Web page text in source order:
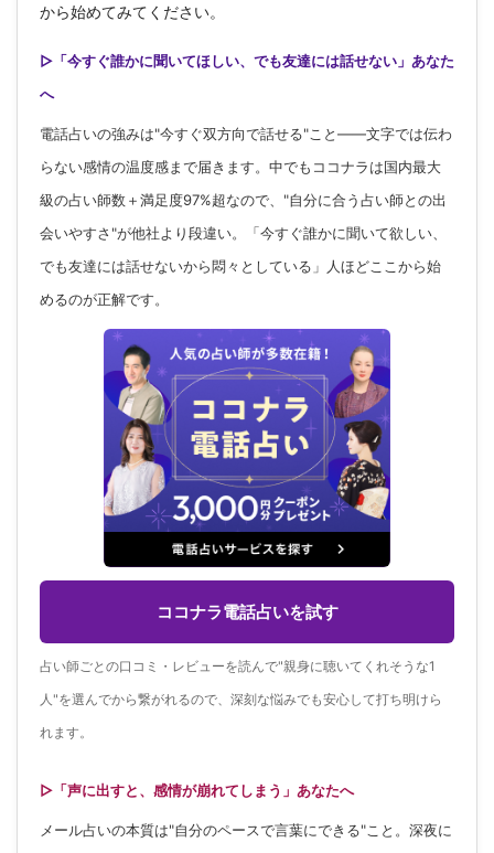
から始めてみてください。
▷「今すぐ誰かに聞いてほしい、でも友達には話せない」あなた
へ
電話占いの強みは"今すぐ双方向で話せる"こと——文字では伝わ
らない感情の温度感まで届きます。中でもココナラは国内最大
級の占い師数＋満足度97%超なので、"自分に合う占い師との出
会いやすさ"が他社より段違い。「今すぐ誰かに聞いて欲しい、
でも友達には話せないから悶々としている」人ほどここから始
めるのが正解です。
ココナラ電話占いを試す
占い師ごとの口コミ・レビューを読んで"親身に聴いてくれそうな1
人"を選んでから繋がれるので、深刻な悩みでも安心して打ち明けら
れます。
▷「声に出すと、感情が崩れてしまう」あなたへ
メール占いの本質は"自分のペースで言葉にできる"こと。深夜に